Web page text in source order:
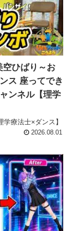
空ひばり～お
ス 座ってでき
ンネル【理学
療法士×ダンス】
2026.08.01